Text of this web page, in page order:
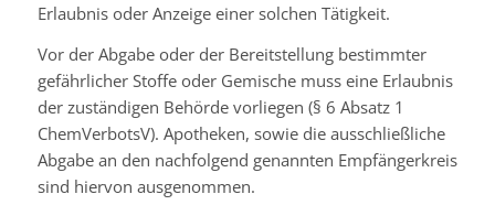
Erlaubnis oder Anzeige einer solchen Tätigkeit.
Vor der Abgabe oder der Bereitstellung bestimmter
gefährlicher Stoffe oder Gemische muss eine Erlaubnis
der zuständigen Behörde vorliegen (§ 6 Absatz 1
ChemVerbotsV). Apotheken, sowie die ausschließliche
Abgabe an den nachfolgend genannten Empfängerkreis
sind hiervon ausgenommen.